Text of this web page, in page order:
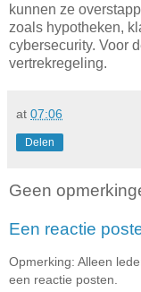
kunnen ze
zoals hypotheken,
cybersecurity. Voor
vertrekregeling.
at 07:06
Delen
Geen
Een reactie
Opmerking: Alleen
een reactie posten.